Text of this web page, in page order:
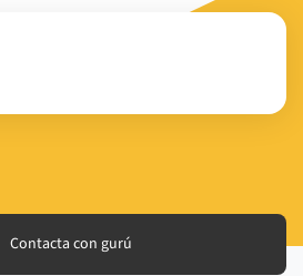
Contacta con gurú